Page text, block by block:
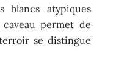
blancs atypiques
permet de
se distingue